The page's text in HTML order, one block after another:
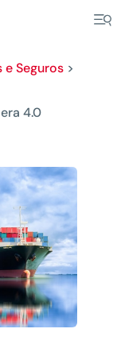
e Seguros>
4.0